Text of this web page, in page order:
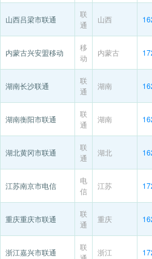
山西吕梁市联通
联
通
山西
内蒙古兴安盟移动
移
动
内蒙古
湖南长沙联通
联
通
湖南
湖南衡阳市联通
联
通
湖南
湖北黄冈市联通
联
通
湖北
江苏南京市电信
电
信
江苏
重庆重庆市联通
联
通
重庆
浙江嘉兴市联通
联
浙江